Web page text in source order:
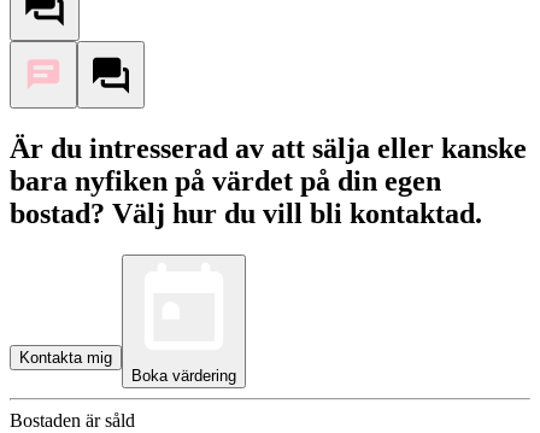
Är du intresserad av att sälja eller kanske
bara nyfiken på värdet på din egen
bostad? Välj hur du vill bli kontaktad.
Kontakta mig
Boka värdering
Bostaden är såld